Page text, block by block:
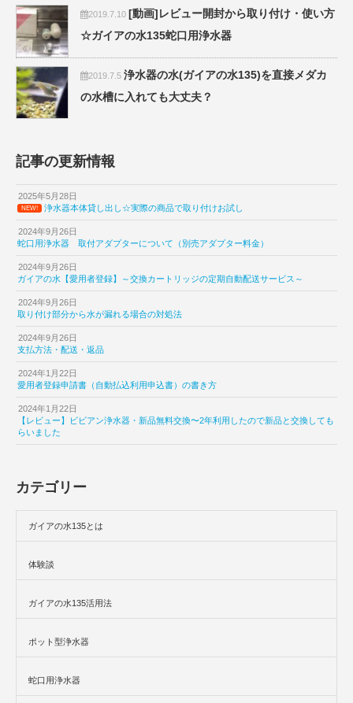
2019.7.10 [動画]レビュー開封から取り付け・使い方
☆ガイアの水135蛇口用浄水器
2019.7.5 浄水器の水(ガイアの水135)を直接メダカ
の水槽に入れても大丈夫？
記事の更新情報
2025年5月28日
NEW! 浄水器本体貸し出し☆実際の商品で取り付けお試し
2024年9月26日
蛇口用浄水器 取付アダプターについて（別売アダプター料金）
2024年9月26日
ガイアの水【愛用者登録】～交換カートリッジの定期自動配送サービス～
2024年9月26日
取り付け部分から水が漏れる場合の対処法
2024年9月26日
支払方法・配送・返品
2024年1月22日
愛用者登録申請書（自動払込利用申込書）の書き方
2024年1月22日
【レビュー】ビビアン浄水器・新品無料交換〜2年利用したので新品と交換しても
らいました
カテゴリー
ガイアの水135とは
体験談
ガイアの水135活用法
ポット型浄水器
蛇口用浄水器